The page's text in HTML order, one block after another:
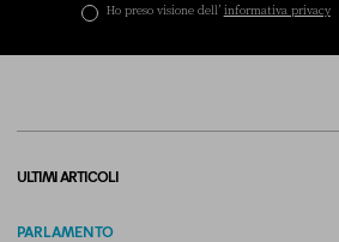
Ho preso visione dell’ informativa privacy
ULTIMI ARTICOLI
PARLAMENTO